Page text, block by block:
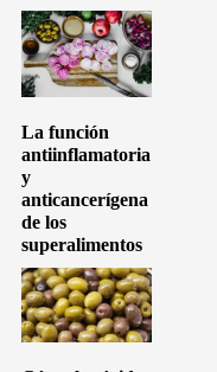
La función
antiinflamatoria
y
anticancerígena
de los
superalimentos